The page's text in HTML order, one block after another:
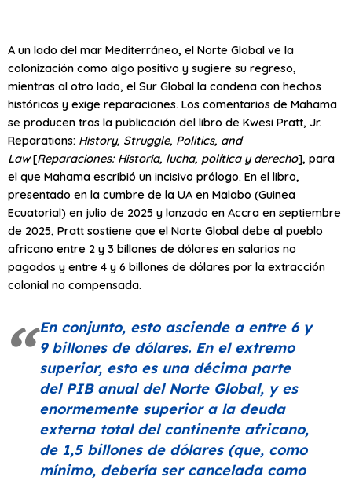
A un lado del mar Mediterráneo, el Norte Global ve la
colonización como algo positivo y sugiere su regreso,
mientras al otro lado, el Sur Global la condena con hechos
históricos y exige reparaciones. Los comentarios de Mahama
se producen tras la publicación del libro de Kwesi Pratt, Jr.
Reparations: History, Struggle, Politics, and
Law[Reparaciones: Historia, lucha, política y derecho], para
el que Mahama escribió un incisivo prólogo. En el libro,
presentado en la cumbre de la UA en Malabo (Guinea
Ecuatorial) en julio de 2025 y lanzado en Accra en septiembre
de 2025, Pratt sostiene que el Norte Global debe al pueblo
africano entre 2 y 3 billones de dólares en salarios no
pagados y entre 4 y 6 billones de dólares por la extracción
colonial no compensada.
En conjunto, esto asciende a entre 6 y
9 billones de dólares. En el extremo
superior, esto es una décima parte
del PIB anual del Norte Global, y es
enormemente superior a la deuda
externa total del continente africano,
de 1,5 billones de dólares (que, como
mínimo, debería ser cancelada como